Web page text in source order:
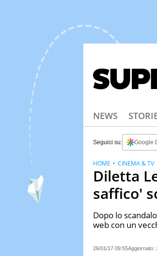
NEWS
Seguici su: Google
Diletta
saffico'
Dopo lo
web con un
26/01/17 09:55Aggiornato:
HOME CINEMA & TV